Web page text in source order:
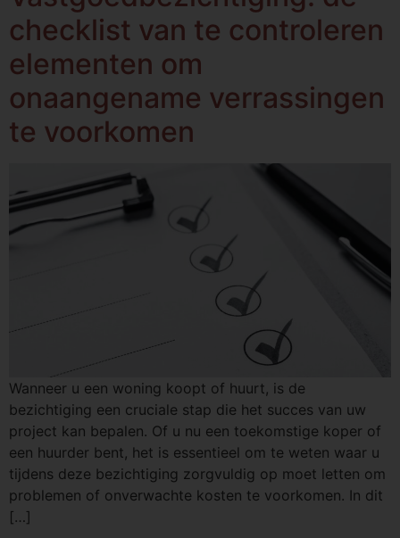
checklist van te controleren
elementen om
onaangename verrassingen
te voorkomen
Wanneer u een woning koopt of huurt, is de
bezichtiging een cruciale stap die het succes van uw
project kan bepalen. Of u nu een toekomstige koper of
een huurder bent, het is essentieel om te weten waar u
tijdens deze bezichtiging zorgvuldig op moet letten om
problemen of onverwachte kosten te voorkomen. In dit
[…]